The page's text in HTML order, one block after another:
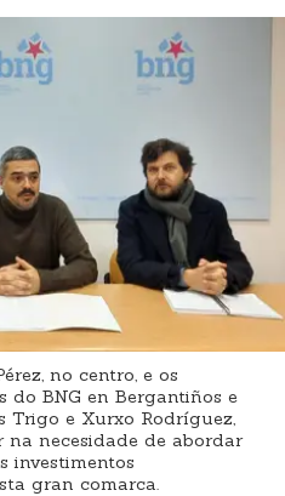
no centro, e os
do BNG en Bergantiños e
Trigo e Xurxo Rodríguez,
necesidade de abordar
investimentos
gran comarca.